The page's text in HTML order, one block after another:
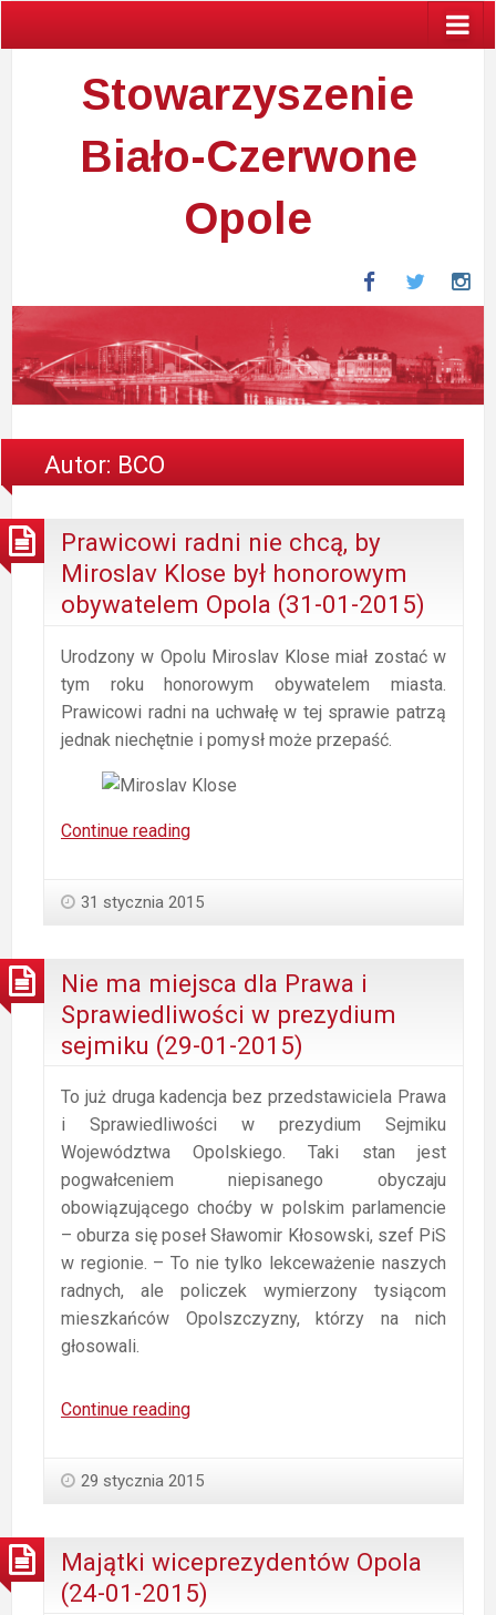
Stowarzyszenie
Biało-Czerwone
Opole
FacebookTwitter
Autor: BCO
Prawicowi radni nie chcą, by
Miroslav Klose był honorowym
obywatelem Opola (31-01-2015)
Urodzony w Opolu Miroslav Klose miał zostać w
tym roku honorowym obywatelem miasta.
Prawicowi radni na uchwałę w tej sprawie patrzą
jednak niechętnie i pomysł może przepaść.
Continue readingPrawicowi
chcą,
Klose
był
honorowym
Opola
(31-
01-
2015)
31 stycznia 2015
Nie ma miejsca dla Prawa i
Sprawiedliwości w prezydium
sejmiku (29-01-2015)
To już druga kadencja bez przedstawiciela Prawa
i Sprawiedliwości w prezydium Sejmiku
Województwa Opolskiego. Taki stan jest
pogwałceniem niepisanego obyczaju
obowiązującego choćby w polskim parlamencie
– oburza się poseł Sławomir Kłosowski, szef PiS
w regionie. – To nie tylko lekceważenie naszych
radnych, ale policzek wymierzony tysiącom
mieszkańców Opolszczyzny, którzy na nich
głosowali.
Continue readingNie
dla
Sprawiedliwości
w
29 stycznia 2015
Majątki wiceprezydentów Opola
(24-01-2015)